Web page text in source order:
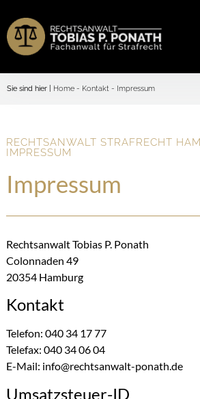
Sie sind hier | Home - Kontakt - Impressum
RECHTSANWALT STRAFRECHT
IMPRESSUM
Impressum
Rechtsanwalt Tobias P. Ponath
Colonnaden 49
20354 Hamburg
Kontakt
Telefon: 040 34 17 77
Telefax: 040 34 06 04
E-Mail: info@rechtsanwalt-ponath.de
Umsatzsteuer-ID